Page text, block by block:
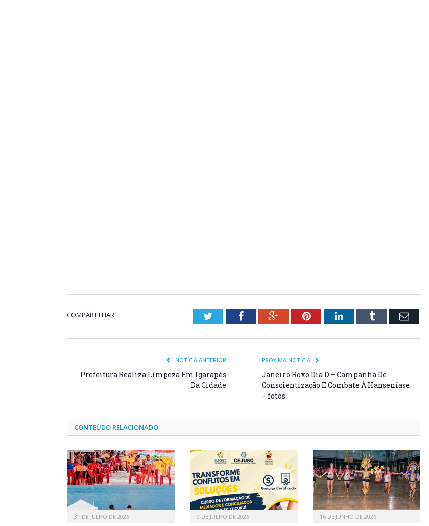
COMPARTILHAR: TwitterFacebookGoogle+PinterestLinkedInTumblr Email
NOTÍCIA ANTERIOR
Prefeitura Realiza Limpeza Em Igarapés
Da Cidade
PRÓXIMA NOTÍCIA
Janeiro Roxo Dia D – Campanha De
Conscientização E Combate À Hanseníase
– fotos
CONTEÚDO RELACIONADO
31 DE JULHO DE 2026 9 DE JULHO DE 2026 16 DE JUNHO DE 2026